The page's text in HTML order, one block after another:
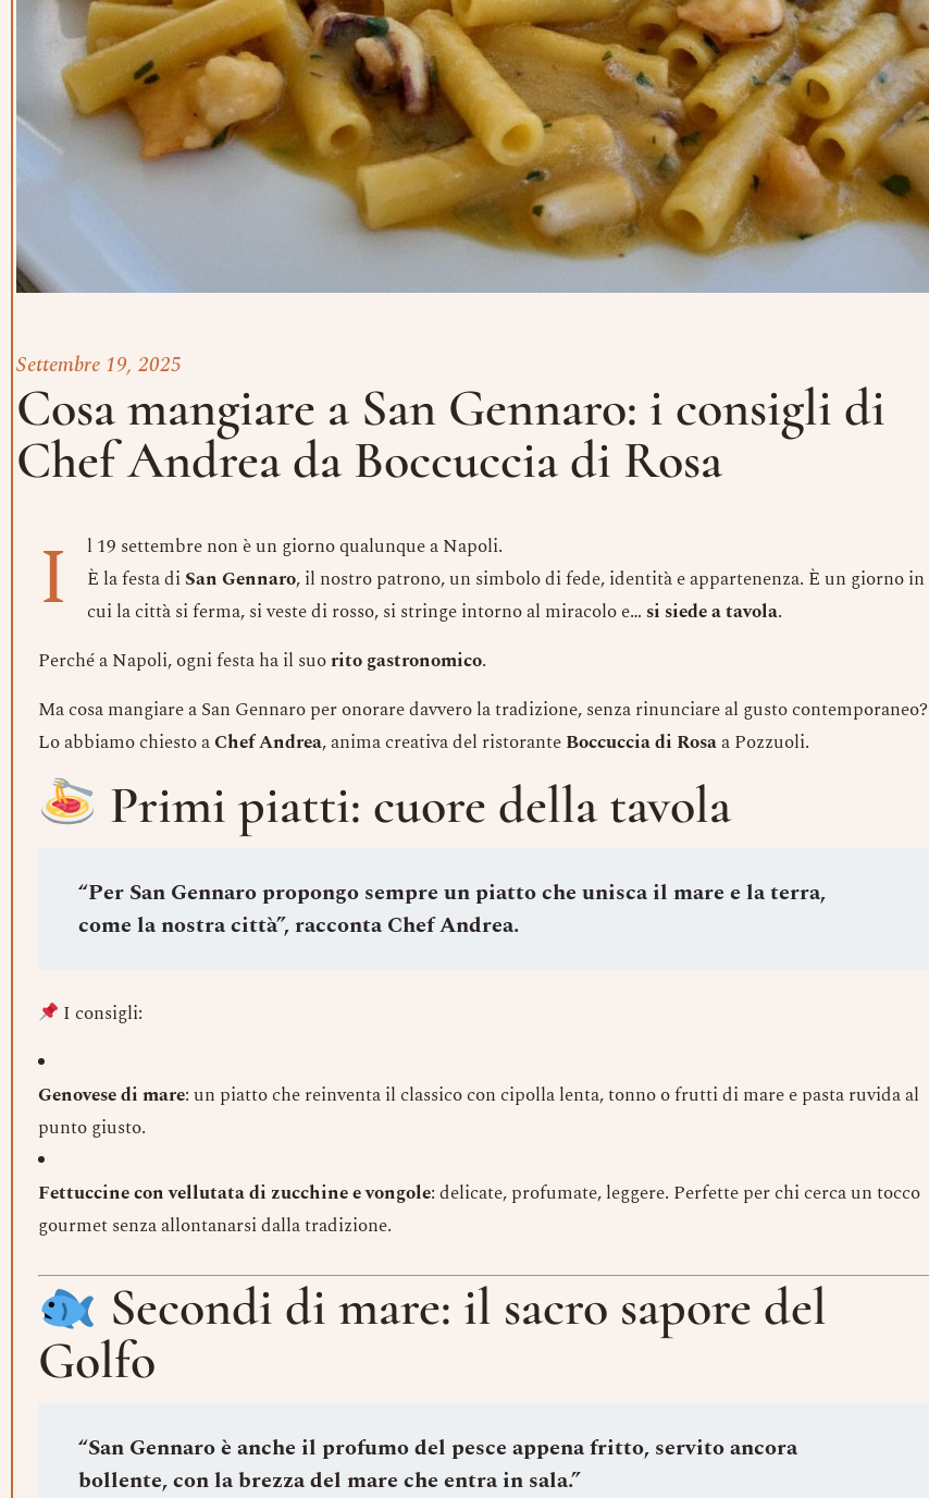
Settembre 19, 2025
Cosa mangiare a San Gennaro: i consigli di
Chef Andrea da Boccuccia di Rosa
I
l 19 settembre non è un giorno qualunque a Napoli.
È la festa diSan Gennaro, il nostro patrono, un simbolo di fede, identità e appartenenza. È un giorno in
cui la città si ferma, si veste di rosso, si stringe intorno al miracolo e…si siede a tavola.
Perché a Napoli, ogni festa ha il suorito gastronomico.
Ma cosa mangiare a San Gennaro per onorare davvero la tradizione, senza rinunciare al gusto contemporaneo?
Lo abbiamo chiesto aChef Andrea, anima creativa del ristoranteBoccuccia di Rosaa Pozzuoli.
Primi piatti: cuore della tavola
“Per San Gennaro propongo sempre un piatto che unisca il mare e la terra,
come la nostra città”, racconta Chef Andrea.
I consigli:
Genovese di mare: un piatto che reinventa il classico con cipolla lenta, tonno o frutti di mare e pasta ruvida al
punto giusto.
Fettuccine con vellutata di zucchine e vongole: delicate, profumate, leggere. Perfette per chi cerca un tocco
gourmet senza allontanarsi dalla tradizione.
Secondi di mare: il sacro sapore del
Golfo
“San Gennaro è anche il profumo del pesce appena fritto, servito ancora
bollente, con la brezza del mare che entra in sala.”